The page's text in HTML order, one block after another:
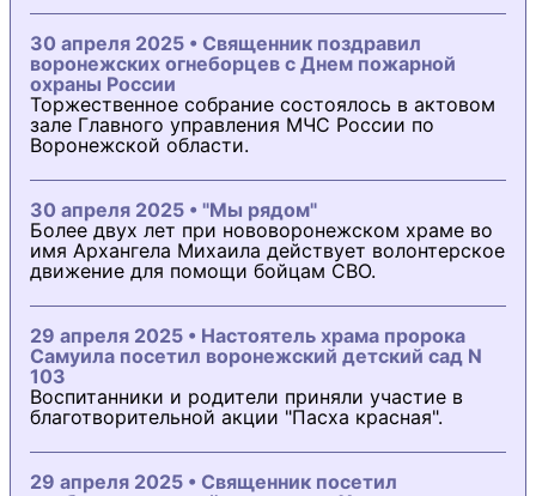
30 апреля 2025 • Священник поздравил
воронежских огнеборцев с Днем пожарной
охраны России
Торжественное собрание состоялось в актовом
зале Главного управления МЧС России по
Воронежской области.
30 апреля 2025 • "Мы рядом"
Более двух лет при нововоронежском храме во
имя Архангела Михаила действует волонтерское
движение для помощи бойцам СВО.
29 апреля 2025 • Настоятель храма пророка
Самуила посетил воронежский детский сад N
103
Воспитанники и родители приняли участие в
благотворительной акции "Пасха красная".
29 апреля 2025 • Священник посетил